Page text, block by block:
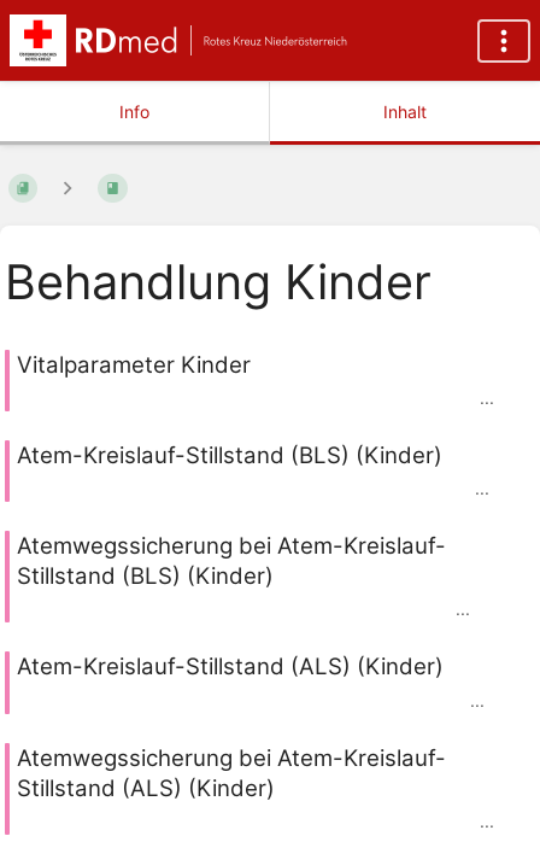
Info Inhalt
Behandlung Kinder
Vitalparameter Kinder
...
Atem-Kreislauf-Stillstand (BLS) (Kinder)
...
Atemwegssicherung bei Atem-Kreislauf-
Stillstand (BLS) (Kinder)
...
Atem-Kreislauf-Stillstand (ALS) (Kinder)
...
Atemwegssicherung bei Atem-Kreislauf-
Stillstand (ALS) (Kinder)
...